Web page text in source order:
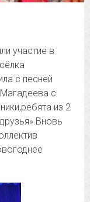
участие в
с песней
с
из 2